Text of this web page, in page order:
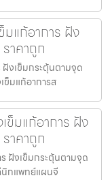
มแก้อาการ ฝัง
าคาถูก
งเข็มกระตุ้นตามจุด
ข็มแก้อาการส
มแก้อาการ ฝัง
าคาถูก
ฝังเข็มกระตุ้นตามจุด
นิกแพทย์แผนจี